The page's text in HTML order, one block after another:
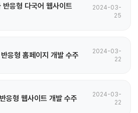
반응형 다국어 웹사이트
2024-03-
25
응형 홈페이지 개발 수주
2024-03-
22
응형 웹사이트 개발 수주
2024-03-
22